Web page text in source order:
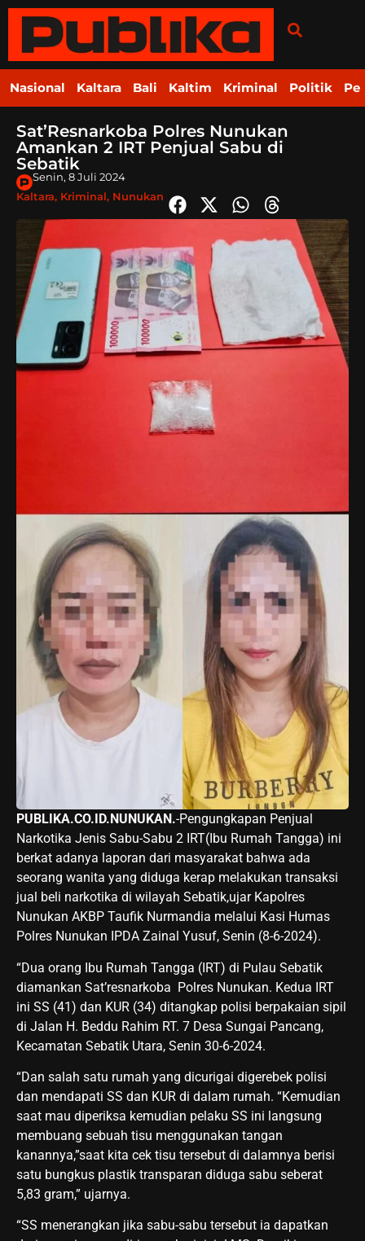
Nasional Kaltara Bali Kaltim Kriminal Politik
Sat’Resnarkoba Polres Nunukan
Amankan 2 IRT Penjual Sabu di
Sebatik
Senin, 8 Juli 2024
Kaltara, Kriminal, Nunukan
PUBLIKA.CO.ID.NUNUKAN.-Pengungkapan Penjual
Narkotika Jenis Sabu-Sabu 2 IRT(Ibu Rumah Tangga) ini
berkat adanya laporan dari masyarakat bahwa ada
seorang wanita yang diduga kerap melakukan transaksi
jual beli narkotika di wilayah Sebatik,ujar Kapolres
Nunukan AKBP Taufik Nurmandia melalui Kasi Humas
Polres Nunukan IPDA Zainal Yusuf, Senin (8-6-2024).
“Dua orang Ibu Rumah Tangga (IRT) di Pulau Sebatik
diamankan Sat’resnarkoba Polres Nunukan. Kedua IRT
ini SS (41) dan KUR (34) ditangkap polisi berpakaian sipil
di Jalan H. Beddu Rahim RT. 7 Desa Sungai Pancang,
Kecamatan Sebatik Utara, Senin 30-6-2024.
“Dan salah satu rumah yang dicurigai digerebek polisi
dan mendapati SS dan KUR di dalam rumah. “Kemudian
saat mau diperiksa kemudian pelaku SS ini langsung
membuang sebuah tisu menggunakan tangan
kanannya,”saat kita cek tisu tersebut di dalamnya berisi
satu bungkus plastik transparan diduga sabu seberat
5,83 gram,” ujarnya.
“SS menerangkan jika sabu-sabu tersebut ia dapatkan